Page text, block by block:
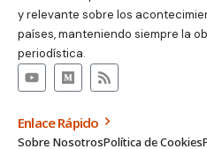
y relevante sobre los
países, manteniendo siempre la
periodística.
Enlace Rápido
Sobre NosotrosPolítica de Cookies